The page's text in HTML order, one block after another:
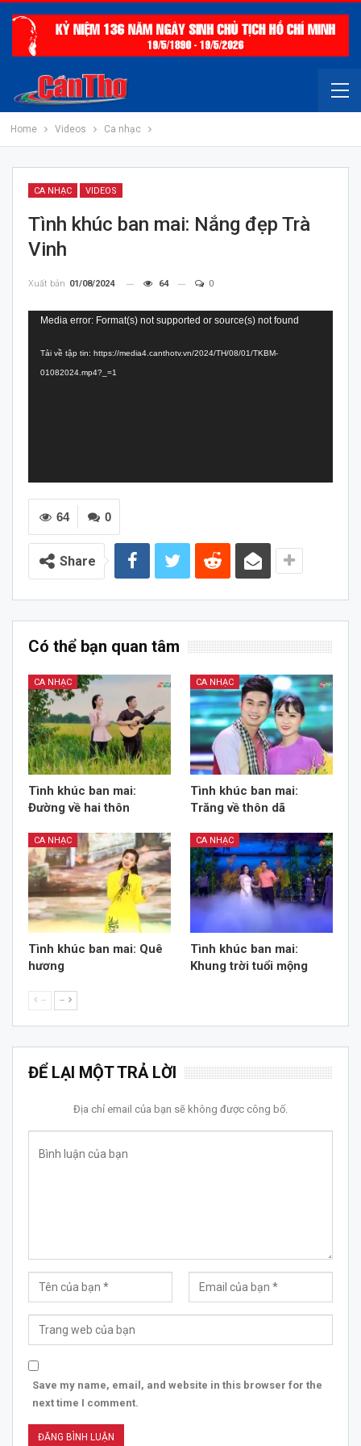
Home Videos Ca nhạc
CA NHẠC VIDEOS
Tình khúc ban mai: Nắng đẹp Trà
Vinh
Xuất bản 01/08/2024 64 0
Trình
Video
Media error: Format(s) not supported or source(s) not found
Tải về tập tin: https://media4.canthotv.vn/2024/TH/08/01/TKBM-
01082024.mp4?_=1
0
64
Share
Có thể bạn quan tâm
CA NHẠC
Tình khúc ban mai:
Đường về hai thôn
CA NHẠC
Tình khúc ban mai:
Trăng về thôn dã
CA NHẠC
Tình khúc ban mai: Quê
hương
CA NHẠC
Tình khúc ban mai:
Khung trời tuổi mộng
-- --
ĐỂ LẠI MỘT TRẢ LỜI
Địa chỉ email của bạn sẽ không được công bố.
Save my name, email, and website in this browser for the
next time I comment.